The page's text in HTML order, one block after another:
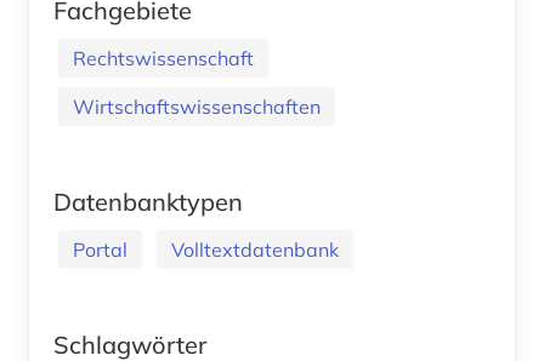
Fachgebiete
Rechtswissenschaft
Wirtschaftswissenschaften
Datenbanktypen
Portal Volltextdatenbank
Schlagwörter